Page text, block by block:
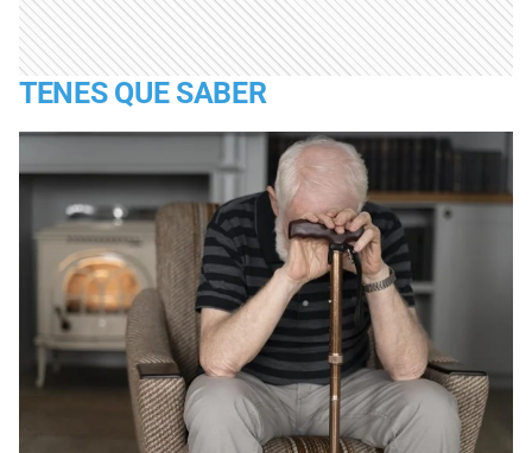
TENES QUE SABER